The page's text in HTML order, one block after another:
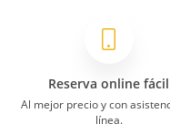
Reserva online fácil
Al mejor precio y con
línea.